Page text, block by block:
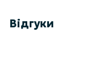
Відгуки